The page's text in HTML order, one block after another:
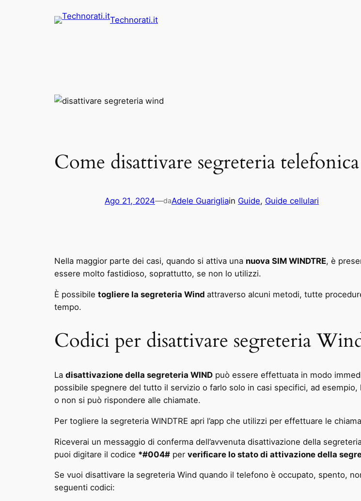
Technorati.it
Come disattivare segreteria
Ago 21, 2024—daAdele Guarigliain Guide, Guide cellulari
Nella maggior parte dei casi, quando si attiva una nuova SIM WINDTRE, è
essere molto fastidioso, soprattutto, se non lo utilizzi.
È possibile togliere la segreteria Wind attraverso alcuni metodi, tutte
tempo.
Codici per disattivare segreteria
La disattivazione della segreteria WIND può essere effettuata in modo
possibile spegnere del tutto il servizio o farlo solo in casi specifici, ad
o non si può rispondere alle chiamate.
Per togliere la segreteria WINDTRE apri l’app che utilizzi per effettuare le
Riceverai un messaggio di conferma dell’avvenuta disattivazione della
puoi digitare il codice *#004# per verificare lo stato di attivazione della
Se vuoi disattivare la segreteria Wind quando il telefono è occupato, spento,
seguenti codici: